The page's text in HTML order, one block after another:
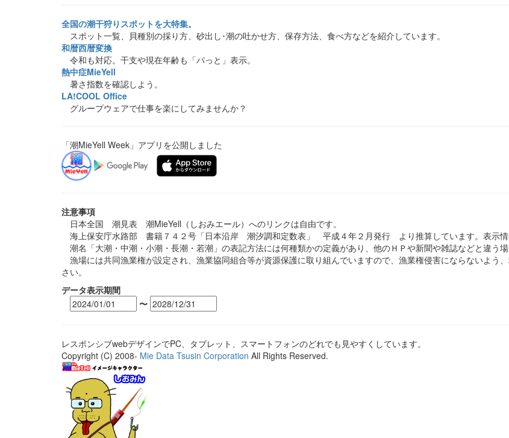
全国の潮干狩りスポットを大特集。
スポット一覧、貝種別の採り方、砂出し･潮の吐かせ方、保存方法、食べ方などを紹介しています。
和暦西暦変換
令和も対応。干支や現在年齢も「パっと」表示。
熱中症MieYell
暑さ指数を確認しよう。
LA!COOL Office
グループウェアで仕事を楽にしてみませんか？
「潮MieYell Week」アプリを公開しました
注意事項
日本全国 潮見表 潮MieYell（しおみエール）へのリンクは自由です。
海上保安庁水路部 書籍７４２号「日本沿岸 潮汐調和定数表」 平成４年２月発行 より推算しています。表示情
潮名「大潮・中潮・小潮・長潮・若潮」の表記方法には何種類かの定義があり、他のＨＰや新聞や雑誌などと違う場
漁場には共同漁業権が設定され、漁業協同組合等が資源保護に取り組んでいますので、漁業権侵害にならないよう
さい。
データ表示期間
〜
レスポンシブwebデザインでPC、タブレット、スマートフォンのどれでも見やすくしています。
Copyright (C) 2008- Mie Data Tsusin Corporation All Rights Reserved.